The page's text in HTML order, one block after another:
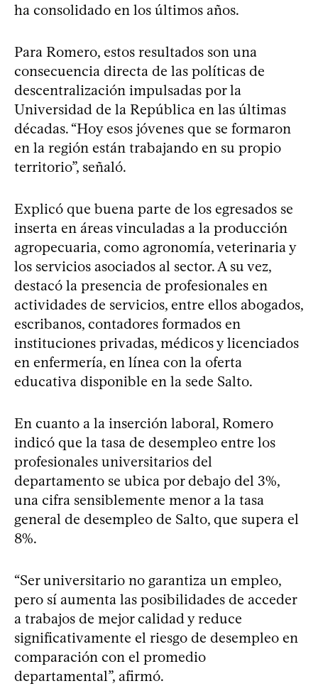
ha consolidado en los últimos años.
Para Romero, estos resultados son una
consecuencia directa de las políticas de
descentralización impulsadas por la
Universidad de la República en las últimas
décadas. “Hoy esos jóvenes que se formaron
en la región están trabajando en su propio
territorio”, señaló.
Explicó que buena parte de los egresados se
inserta en áreas vinculadas a la producción
agropecuaria, como agronomía, veterinaria y
los servicios asociados al sector. A su vez,
destacó la presencia de profesionales en
actividades de servicios, entre ellos abogados,
escribanos, contadores formados en
instituciones privadas, médicos y licenciados
en enfermería, en línea con la oferta
educativa disponible en la sede Salto.
En cuanto a la inserción laboral, Romero
indicó que la tasa de desempleo entre los
profesionales universitarios del
departamento se ubica por debajo del 3%,
una cifra sensiblemente menor a la tasa
general de desempleo de Salto, que supera el
8%.
“Ser universitario no garantiza un empleo,
pero sí aumenta las posibilidades de acceder
a trabajos de mejor calidad y reduce
significativamente el riesgo de desempleo en
comparación con el promedio
departamental”, afirmó.